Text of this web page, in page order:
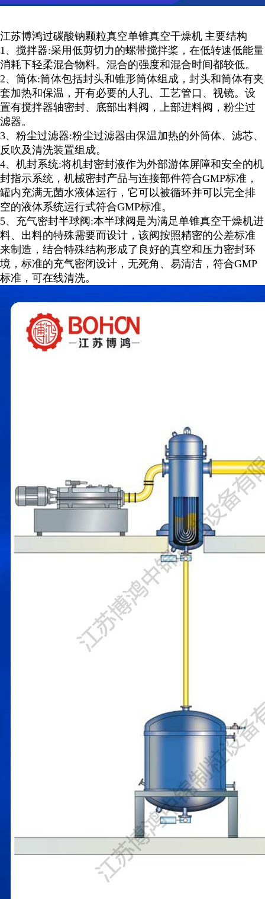
江苏博鸿过碳酸钠颗粒真空单锥真空干燥机 主要结构
1、 搅拌器:采用低剪切力的螺带搅拌桨，在低转速低能量
消耗下轻柔混合物料。混合的强度和混合时间都较低。
2、筒体:筒体包括封头和锥形筒体组成，封头和筒体有夹
套加热和保温，开有必要的人孔、工艺管口、视镜。设
置有搅拌器轴密封、底部出料阀，上部进料阀，粉尘过
滤器。
3、粉尘过滤器:粉尘过滤器由保温加热的外筒体、滤芯、
反吹及清洗装置组成。
4、机封系统:将机封密封液作为外部游体屏障和安全的机
封指示系统，机械密封产品与连接部件符合GMP标准，
罐内充满无菌水液体运行，它可以被循环并可以完全排
空的液体系统运行式符合GMP标准。
5、充气密封半球阀 :本半球阀是为满足单锥真空干燥机进
料、出料的特殊需要而设计，该阀按照精密的公差标准
来制造，结合特殊结构形成了良好的真空和压力密封环
境，标准的充气密闭设计，无死角、易清洁，符合GMP
标准，可在线清洗。